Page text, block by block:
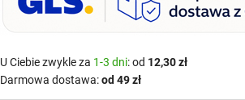
U Ciebie zwykle za 1-3 dni: od 12,30 zł
Darmowa dostawa:od 49 zł